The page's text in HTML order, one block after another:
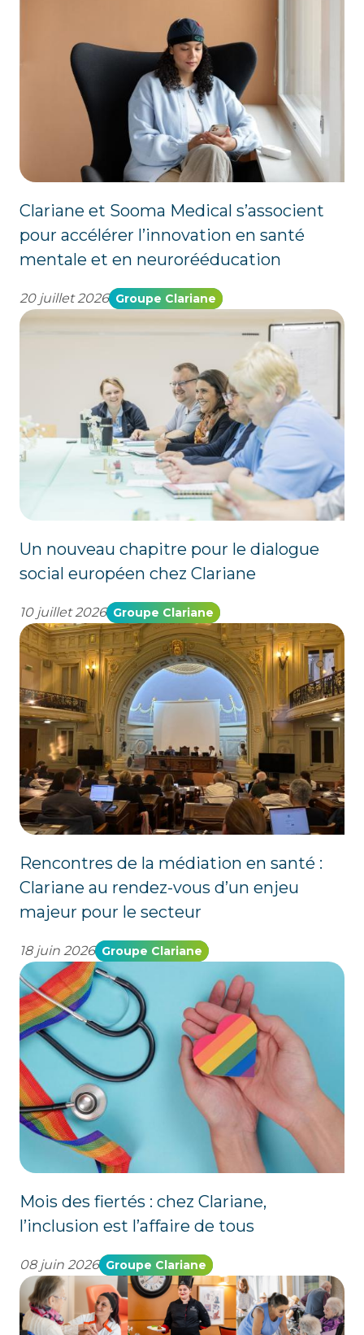
Clariane et Sooma Medical s’associent
pour accélérer l’innovation en santé
mentale et en neurorééducation
20 juillet 2026 Groupe Clariane
Un nouveau chapitre pour le dialogue
social européen chez Clariane
10 juillet 2026 Groupe Clariane
Rencontres de la médiation en santé :
Clariane au rendez-vous d’un enjeu
majeur pour le secteur
18 juin 2026 Groupe Clariane
Mois des fiertés : chez Clariane,
l’inclusion est l’affaire de tous
08 juin 2026 Groupe Clariane